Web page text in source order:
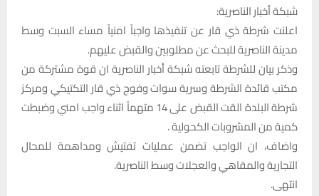
شبكة أخبار الناصرية:
اعلنت شرطة ذي قار عن تنفيذها واجباً امنياً مساء السبت وسط
مدينة الناصرية للبحث عن مطلوبين والقبض عليهم.
وذكر بيان للشرطة تابعته شبكة أخبار الناصرية ان قوة مشتركة من
مكتب قائدة الشرطة وسرية سوات وفوج ذي قار التكتيكي ومركز
شرطة البلدة القت القبض على 14 متهماً اثناء واجب امني وضبطت
كمية من المشروبات الكحولية .
واضاف، ان الواجب تضمن عمليات تفتيش ومداهمة للمحال
التجارية والمقاهي والعجلات وسط الناصرية.
انتهى.